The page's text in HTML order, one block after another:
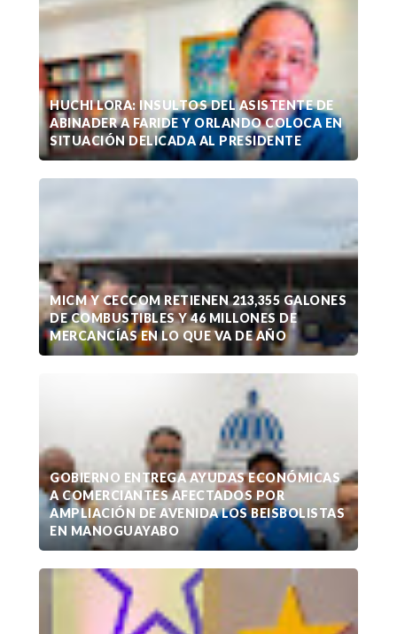
HUCHI LORA: INSULTOS DEL ASISTENTE DE
ABINADER A FARIDE Y ORLANDO COLOCA EN
SITUACIÓN DELICADA AL PRESIDENTE
MICM Y CECCOM RETIENEN 213,355 GALONES
DE COMBUSTIBLES Y 46 MILLONES DE
MERCANCÍAS EN LO QUE VA DE AÑO
GOBIERNO ENTREGA AYUDAS ECONÓMICAS
A COMERCIANTES AFECTADOS POR
AMPLIACIÓN DE AVENIDA LOS BEISBOLISTAS
EN MANOGUAYABO